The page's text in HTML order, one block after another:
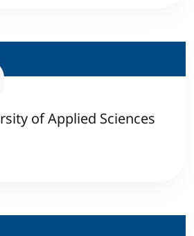
of Applied Sciences